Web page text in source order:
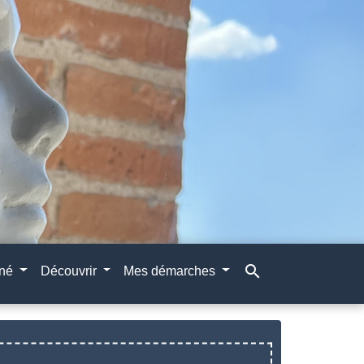
Découvrir Mes démarches search